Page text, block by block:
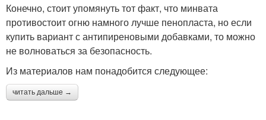
Конечно, стоит упомянуть тот факт, что минвата
противостоит огню намного лучше пенопласта, но если
купить вариант с антипиреновыми добавками, то можно
не волноваться за безопасность.
Из материалов нам понадобится следующее:
читать дальше →